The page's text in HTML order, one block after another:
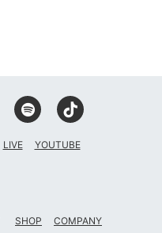
LIVE YOUTUBE
SHOP COMPANY